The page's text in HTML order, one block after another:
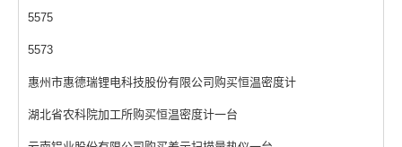
5575
5573
惠州市惠德瑞锂电科技股份有限公司购买恒温密度计
湖北省农科院加工所购买恒温密度计一台